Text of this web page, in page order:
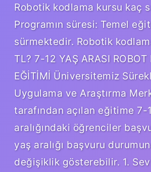
Robotik kodlama kursu kaç
Programın süresi: Temel
sürmektedir. Robotik
TL? 7-12 YAŞ ARASI
EĞİTİMİ Üniversitemiz
Uygulama ve Araştırma
tarafından açılan eğitime 7-
aralığındaki öğrenciler
yaş aralığı başvuru
değişiklik gösterebilir. 1.